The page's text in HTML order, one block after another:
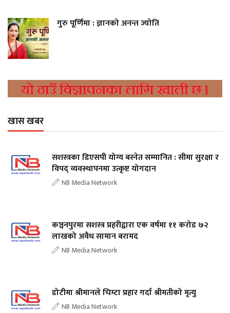
गुरु पूर्णिमा : ज्ञानको अनन्त ज्योति
खास खबर
सशस्त्रका डिएसपी योग्य बस्नेत सम्मानित : सीमा सुरक्षा र
विपद् व्यवस्थापनमा उत्कृष्ट योगदान
NB Media Network
कञ्चनपुरमा सशस्त्र प्रहरीद्वारा एक वर्षमा ११ करोड ७२
लाखको अवैध सामान बरामद
NB Media Network
डोटीमा श्रीमानले चिम्टा प्रहार गर्दा श्रीमतीको मृत्यु
NB Media Network